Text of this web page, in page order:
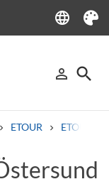
language
Language
Tema
person_outline
Logga in
search
Sök
ETOUR ETOUR i